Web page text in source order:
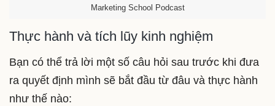
Marketing School Podcast
Thực hành và tích lũy kinh nghiệm
Bạn có thể trả lời một số câu hỏi sau trước khi đưa
ra quyết định mình sẽ bắt đầu từ đâu và thực hành
như thế nào: